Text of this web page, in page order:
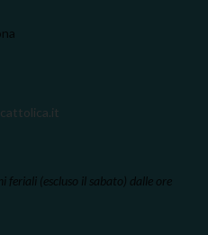
feriali (escluso il sabato) dalle ore